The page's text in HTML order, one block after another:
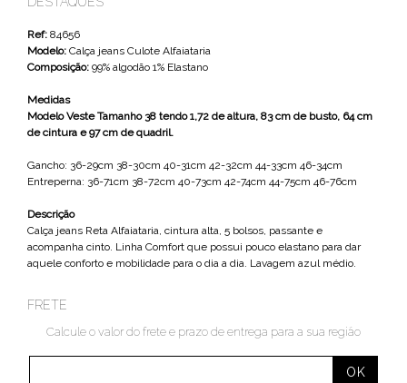
Ref: 84656
Modelo: Calça jeans Culote Alfaiataria
Composição: 99% algodão 1% Elastano
Medidas
Modelo Veste Tamanho 38 tendo 1,72 de altura, 83 cm de busto, 64 cm
de cintura e 97 cm de quadril.
Gancho: 36-29cm 38-30cm 40-31cm 42-32cm 44-33cm 46-34cm
Entreperna: 36-71cm 38-72cm 40-73cm 42-74cm 44-75cm 46-76cm
Descrição
Calça jeans Reta Alfaiataria, cintura alta, 5 bolsos, passante e
acompanha cinto. Linha Comfort que possui pouco elastano para dar
aquele conforto e mobilidade para o dia a dia. Lavagem azul médio.
FRETE
Calcule o valor do frete e prazo de entrega para a sua região